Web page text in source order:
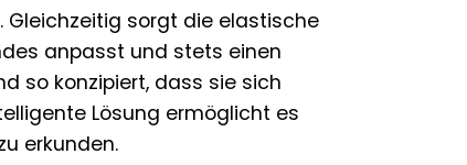
sorgt die elastische
anpasst und stets einen
so konzipiert, dass sie sich
Lösung ermöglicht es
erkunden.